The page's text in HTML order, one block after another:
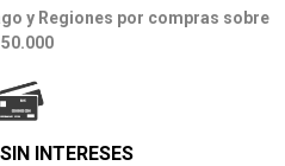
y Regiones por compras sobre
INTERESES